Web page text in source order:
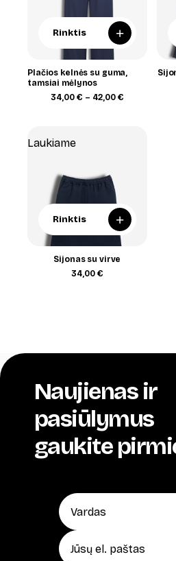
Rinktis +
Plačios kelnės su guma,
tamsiai mėlynos
34,00 € – 42,00 €Price
Laukiame
Rinktis +
Sijonas su virve
34,00 €
Naujienas ir
pasiūlymus
gaukite